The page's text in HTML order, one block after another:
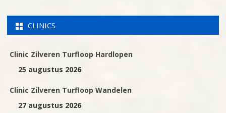
CLINICS
Clinic Zilveren Turfloop Hardlopen
25 augustus 2026
Clinic Zilveren Turfloop Wandelen
27 augustus 2026